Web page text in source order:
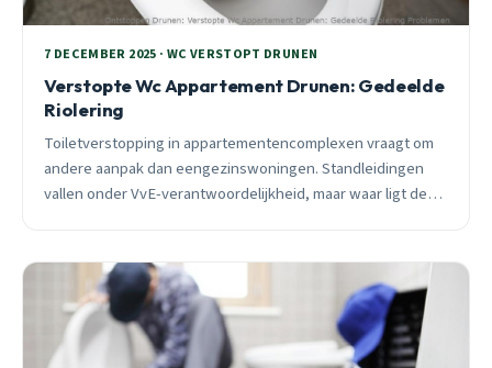
7 DECEMBER 2025 · WC VERSTOPT DRUNEN
Verstopte Wc Appartement Drunen: Gedeelde
Riolering
Toiletverstopping in appartementencomplexen vraagt om
andere aanpak dan eengezinswoningen. Standleidingen
vallen onder VvE-verantwoordelijkheid, maar waar ligt de